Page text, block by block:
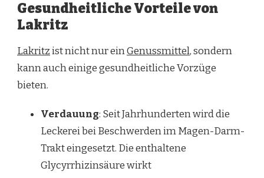
Gesundheitliche Vorteile von
Lakritz
Lakritzist nicht nur einGenussmittel, sondern
kann auch einige gesundheitliche Vorzüge
bieten.
Verdauung: Seit Jahrhunderten wird die
Leckerei bei Beschwerden im Magen-Darm-
Trakt eingesetzt. Die enthaltene
Glycyrrhizinsäure wirkt